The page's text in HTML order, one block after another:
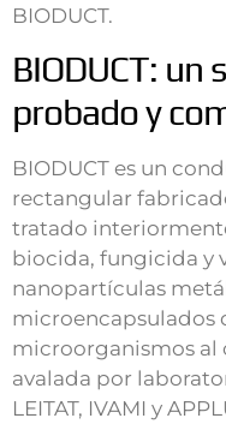
BIODUCT.
BIODUCT: un
probado y
BIODUCT es un
rectangular
tratado
biocida, fungicida y
nanopartículas
microencapsulados
microorganismos
avalada por
LEITAT, IVAMI y